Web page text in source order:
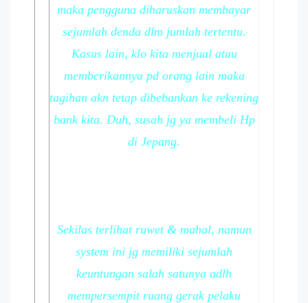
maka pengguna diharuskan membayar
sejumlah denda dlm jumlah tertentu.
Kasus lain, klo kita menjual atau
memberikannya pd orang lain maka
tagihan akn tetap dibebankan ke rekening
bank kita. Duh, susah jg ya membeli Hp
di Jepang.
Sekilas terlihat ruwet & mahal, namun
system ini jg memiliki sejumlah
keuntungan salah satunya adlh
mempersempit ruang gerak pelaku